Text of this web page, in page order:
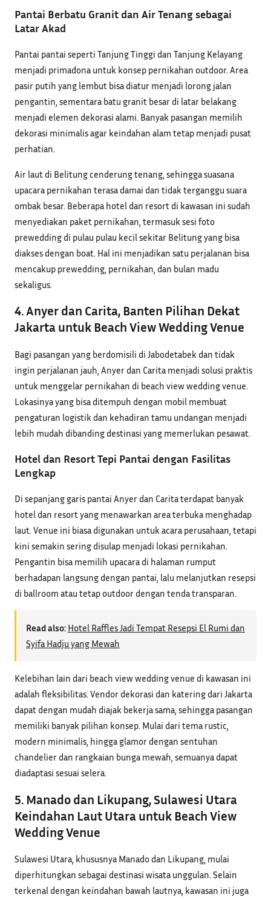
Pantai Berbatu Granit dan Air Tenang sebagai
Latar Akad
Pantai pantai seperti Tanjung Tinggi dan Tanjung Kelayang
menjadi primadona untuk konsep pernikahan outdoor. Area
pasir putih yang lembut bisa diatur menjadi lorong jalan
pengantin, sementara batu granit besar di latar belakang
menjadi elemen dekorasi alami. Banyak pasangan memilih
dekorasi minimalis agar keindahan alam tetap menjadi pusat
perhatian.
Air laut di Belitung cenderung tenang, sehingga suasana
upacara pernikahan terasa damai dan tidak terganggu suara
ombak besar. Beberapa hotel dan resort di kawasan ini sudah
menyediakan paket pernikahan, termasuk sesi foto
prewedding di pulau pulau kecil sekitar Belitung yang bisa
diakses dengan boat. Hal ini menjadikan satu perjalanan bisa
mencakup prewedding, pernikahan, dan bulan madu
sekaligus.
4. Anyer dan Carita, Banten Pilihan Dekat
Jakarta untuk Beach View Wedding Venue
Bagi pasangan yang berdomisili di Jabodetabek dan tidak
ingin perjalanan jauh, Anyer dan Carita menjadi solusi praktis
untuk menggelar pernikahan di beach view wedding venue.
Lokasinya yang bisa ditempuh dengan mobil membuat
pengaturan logistik dan kehadiran tamu undangan menjadi
lebih mudah dibanding destinasi yang memerlukan pesawat.
Hotel dan Resort Tepi Pantai dengan Fasilitas
Lengkap
Di sepanjang garis pantai Anyer dan Carita terdapat banyak
hotel dan resort yang menawarkan area terbuka menghadap
laut. Venue ini biasa digunakan untuk acara perusahaan, tetapi
kini semakin sering disulap menjadi lokasi pernikahan.
Pengantin bisa memilih upacara di halaman rumput
berhadapan langsung dengan pantai, lalu melanjutkan resepsi
di ballroom atau tetap outdoor dengan tenda transparan.
Read also: Hotel Raffles Jadi Tempat Resepsi El Rumi dan
Syifa Hadju yang Mewah
Kelebihan lain dari beach view wedding venue di kawasan ini
adalah fleksibilitas. Vendor dekorasi dan katering dari Jakarta
dapat dengan mudah diajak bekerja sama, sehingga pasangan
memiliki banyak pilihan konsep. Mulai dari tema rustic,
modern minimalis, hingga glamor dengan sentuhan
chandelier dan rangkaian bunga mewah, semuanya dapat
diadaptasi sesuai selera.
5. Manado dan Likupang, Sulawesi Utara
Keindahan Laut Utara untuk Beach View
Wedding Venue
Sulawesi Utara, khususnya Manado dan Likupang, mulai
diperhitungkan sebagai destinasi wisata unggulan. Selain
terkenal dengan keindahan bawah lautnya, kawasan ini juga